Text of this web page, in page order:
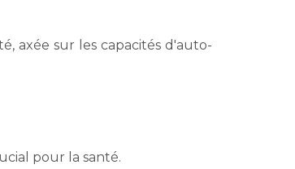
axée sur les capacités d'auto-
pour la santé.